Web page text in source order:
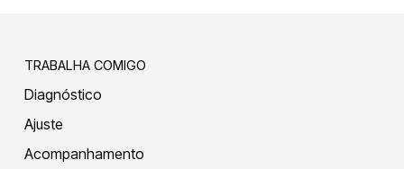
TRABALHA COMIGO
Diagnóstico
Ajuste
Acompanhamento